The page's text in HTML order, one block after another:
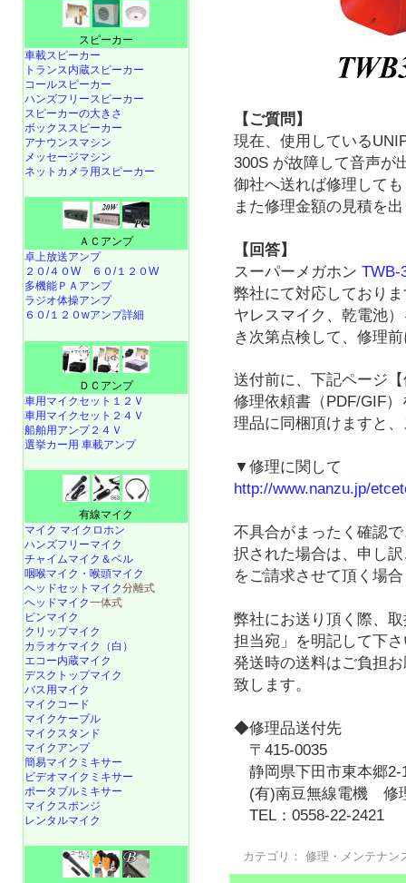
【ご質問】
現在、使用している
300S が故障して音声が
御社へ送れば修理して
また修理金額の見積を
【回答】
スーパーメガホンTWB-
弊社にて対応しており
ヤレスマイク、乾電池
き次第点検して、修理
送付前に、下記ページ
修理依頼書（PDF/GIF
理品に同梱頂けますと
▼修理に関して
http://www.nanzu.jp/
不具合がまったく確認
択された場合は、申し
をご請求させて頂く場
弊社にお送り頂く際、
担当宛」を明記して下
発送時の送料はご負担
致します。
◆修理品送付先
〒415-0035
静岡県下田市東本郷2-
(有)南豆無線電機 修
TEL：0558-22-2421
カテゴリ： 修理・メンテナン
スピーカー
車載スピーカー
トランス内蔵スピーカー
コールスピーカー
ハンズフリースピーカー
スピーカーの大きさ
ボックススピーカー
アナウンスマシン
メッセージマシン
ネットカメラ用スピーカー
ＡＣアンプ
卓上放送アンプ
２０/４０W
６０/１２０W
多機能ＰＡアンプ
ラジオ体操アンプ
６０/１２０wアンプ詳細
ＤＣアンプ
車用マイクセット１２Ｖ
車用マイクセット２４Ｖ
船舶用アンプ２４Ｖ
選挙カー用 車載アンプ
有線マイク
マイク マイクロホン
ハンズフリーマイク
チャイムマイク＆ベル
咽喉マイク・喉頭マイク
ヘッドセットマイク分離式
ヘッドマイク一体式
ピンマイク
クリップマイク
カラオケマイク（白）
エコー内蔵マイク
デスクトップマイク
バス用マイク
マイクコード
マイクケーブル
マイクスタンド
マイクアンプ
簡易マイクミキサー
ビデオマイクミキサー
ポータブルミキサー
マイクスポンジ
レンタルマイク